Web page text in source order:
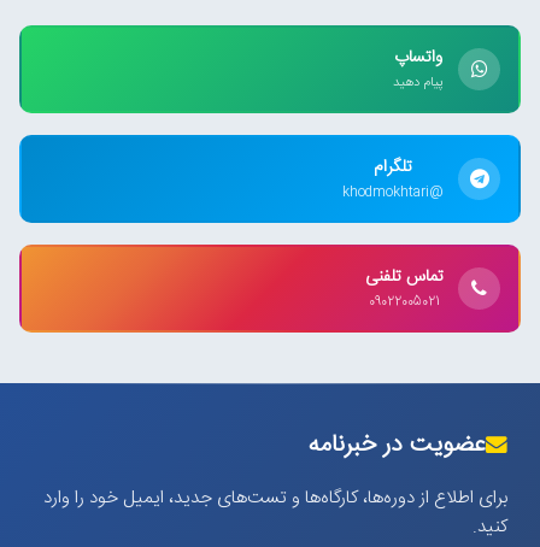
واتساپ
پیام دهید
تلگرام
@khodmokhtari
تماس تلفنی
09022005021
عضویت در خبرنامه
برای اطلاع از دوره‌ها، کارگاه‌ها و تست‌های جدید، ایمیل خود را وارد
کنید.